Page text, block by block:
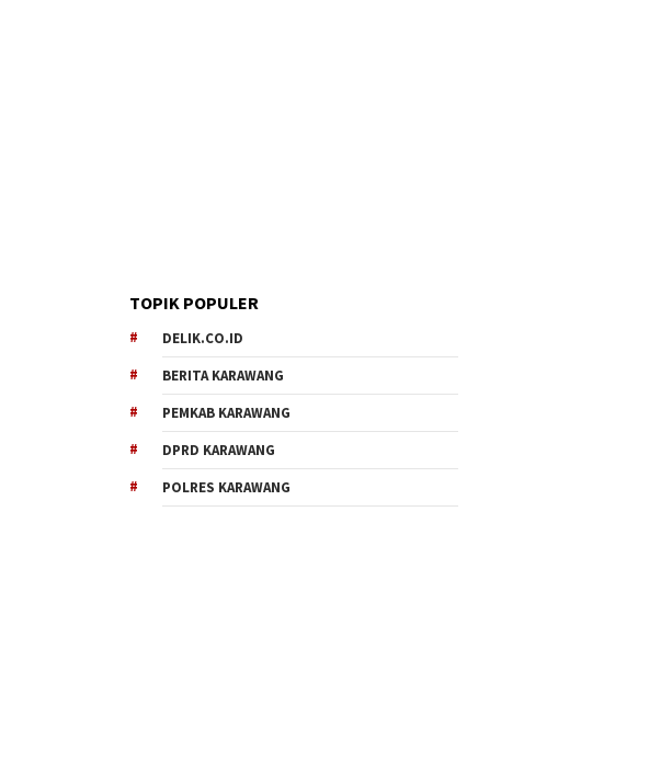
TOPIK POPULER
DELIK.CO.ID
BERITA KARAWANG
PEMKAB KARAWANG
DPRD KARAWANG
POLRES KARAWANG